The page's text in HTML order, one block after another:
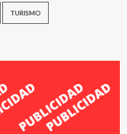
TURISMO